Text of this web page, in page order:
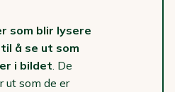
som blir lysere
å se ut som
i bildet . De
ut som de er